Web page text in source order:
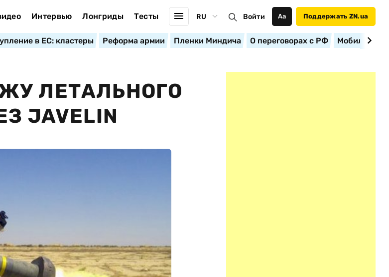
Интервью Лонгриды Тесты RU Войти Аа Поддержать ZN.ua
в ЕС: кластеры Реформа армии Пленки Миндича О переговорах с РФ
ЛЕТАЛЬНОГО
JAVELIN